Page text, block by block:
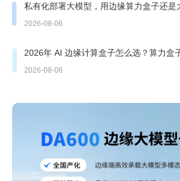
私有化部署大模型，用边缘算力盒子还是
2026-08-06
2026年 AI 边缘计算盒子怎么选？算力盒
哪些坑？
2026-08-06